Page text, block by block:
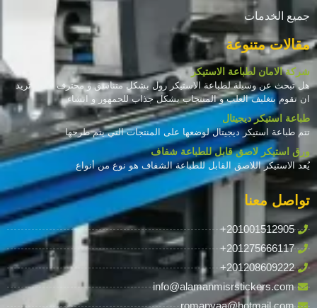
جميع الخدمات
مقالات متنوعة
شركة الامان لطباعة الاستيكر
هل تبحث عن وسيلة لطباعة الاستيكر رول بشكل متناسق و محترف ؟ هل تريد
ان تقوم بتغليف العلب و المنتجاب بشكل جذاب للجمهور و انشاء
طباعة استيكر ديجيتال
تتم طباعة استيكر ديجيتال لوضعها على المنتجات التي يتم طرحها
ورق استيكر لاصق قابل للطباعة شفاف
يُعد الاستيكر اللاصق القابل للطباعة الشفاف هو نوع من أنواع
تواصل معنا
+201001512905
+201275666117
+201208609222
info@alamanmisrstickers.com
romanyaa@hotmail.com